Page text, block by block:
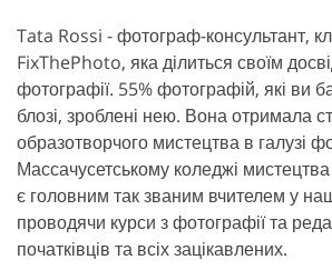
Tata Rossi - фотограф-консультант,
FixThePhoto, яка ділиться своїм
фотографії. 55% фотографій, які ви
блозі, зроблені нею. Вона отримала
образотворчого мистецтва в галузі
Массачусетському коледжі
є головним так званим вчителем у
проводячи курси з фотографії та
початківців та всіх зацікавлених.